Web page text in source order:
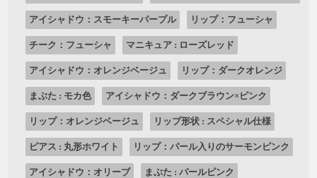
アイシャドウ：スモーキーパープル リップ：フューシャ
チーク：フューシャ マニキュア : ローズレッド
アイシャドウ：オレンジベージュ リップ：ダークオレンジ
まぶた : モカ色 アイシャドウ：ダークブラウン×ピンク
リップ：オレンジベージュ リップ形状 : スペシャル仕様
ピアス : 丸形ホワイト リップ：パール入りのサーモンピンク
アイシャドウ：オリーブ まぶた : パールピンク